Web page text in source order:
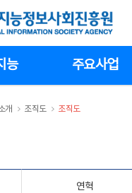
능 주요사업
개 >
조직도 >
조직도
연혁